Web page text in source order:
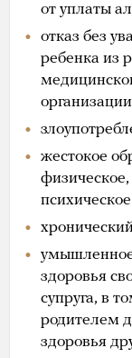
от уплаты
отказ без
ребенка из
жестокое
здоровья
супруга, в
родителем
здоровья